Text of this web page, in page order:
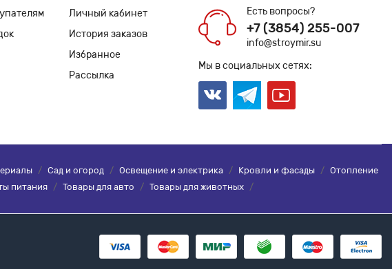
Личный кабинет
История заказов
Избранное
Рассылка
Есть вопросы?
+7 (3854) 255-007
info@stroymir.su
Мы в социальных сетях:
/ Сад и огород / Освещение и электрика / Кровли и фасады / Отопление
питания / Товары для авто / Товары для животных /